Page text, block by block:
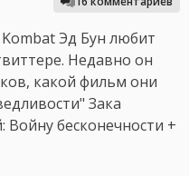
Эд Бун любит
Недавно он
какой фильм они
Зака
бесконечности +